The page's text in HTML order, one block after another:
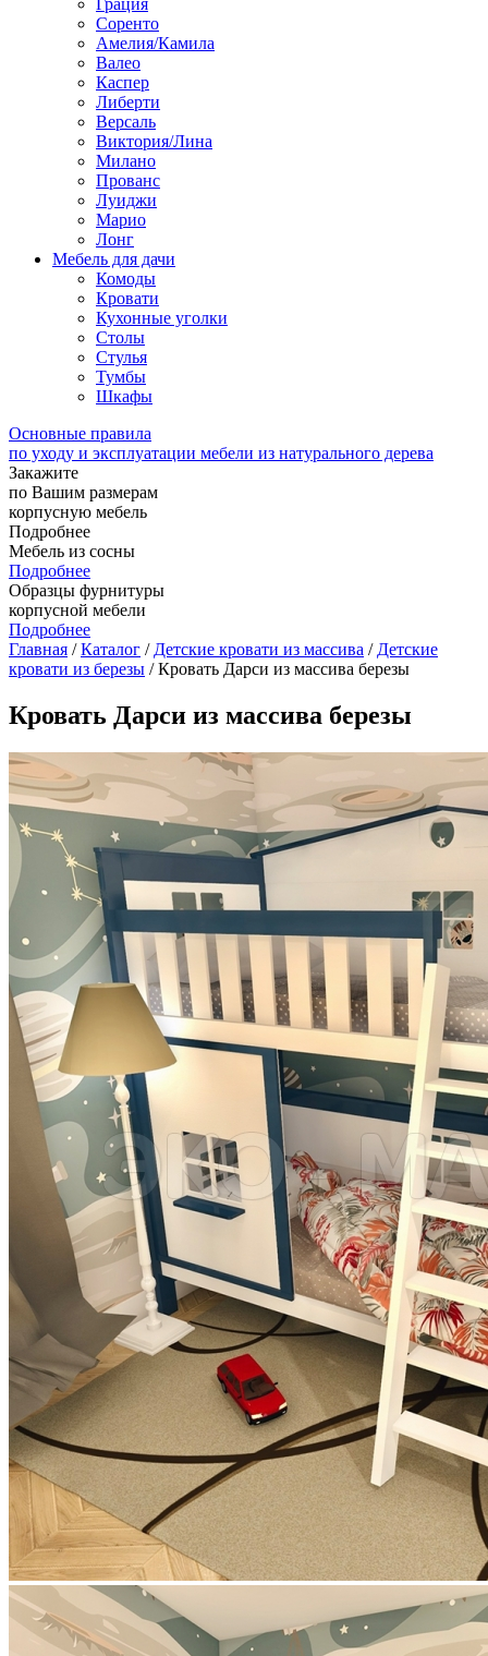
Грация
Соренто
Амелия/Камила
Валео
Каспер
Либерти
Версаль
Виктория/Лина
Милано
Прованс
Луиджи
Марио
Лонг
Мебель для дачи
Комоды
Кровати
Кухонные уголки
Столы
Стулья
Тумбы
Шкафы
Основные правила
по уходу и эксплуатации мебели из натурального дерева
Закажите
по Вашим размерам
корпусную мебель
Подробнее
Мебель из сосны
Подробнее
Образцы фурнитуры
корпусной мебели
Подробнее
Главная /Каталог / Детские кровати из массива / Детские
кровати из березы / Кровать Дарси из массива березы
Кровать Дарси из массива березы